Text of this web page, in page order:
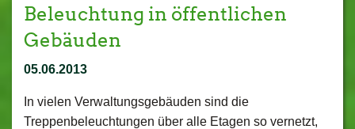
Beleuchtung in öffentlichen
Gebäuden
05.06.2013
In vielen Verwaltungsgebäuden sind die
Treppenbeleuchtungen über alle Etagen so vernetzt,